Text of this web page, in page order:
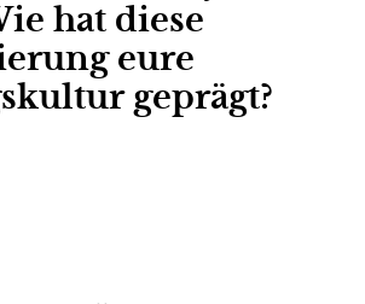
hat diese
eure
geprägt?